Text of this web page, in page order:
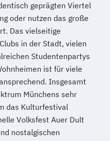
geprägten Viertel
oder nutzen das große
Das vielseitige
in der Stadt, vielen
Studentenpartys
ist für viele
Insgesamt
Münchens sehr
das Kulturfestival
Volksfest Auer Dult
nostalgischen